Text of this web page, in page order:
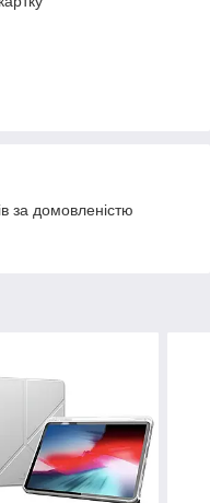
за домовленістю